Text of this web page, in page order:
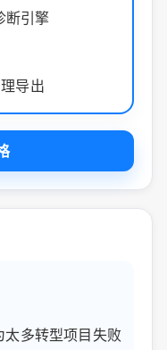
断引擎
导出
多转型项目失败